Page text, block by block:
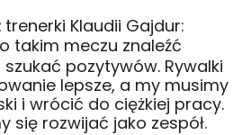
Klaudii Gajdur:
takim meczu znaleźć
szukać pozytywów. Rywalki
lepsze, a my musimy
i wrócić do ciężkiej pracy.
się rozwijać jako zespół.